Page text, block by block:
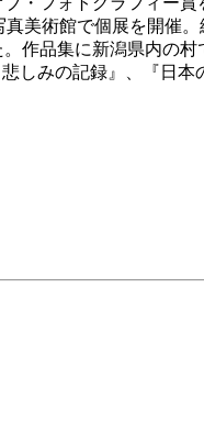
美術館で個展を開催
作品集に新潟県内の
しみの記録』、『日